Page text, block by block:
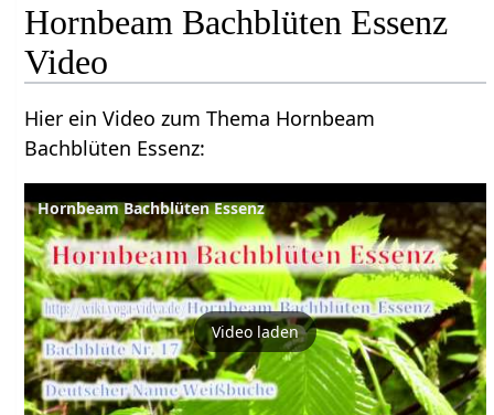
Hornbeam Bachblüten Essenz
Video
Hier ein Video zum Thema Hornbeam
Bachblüten Essenz:
Hornbeam Bachblüten Essenz
Video laden